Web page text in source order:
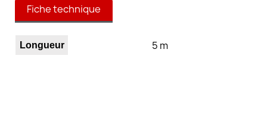
Fiche technique
Longueur 5 m